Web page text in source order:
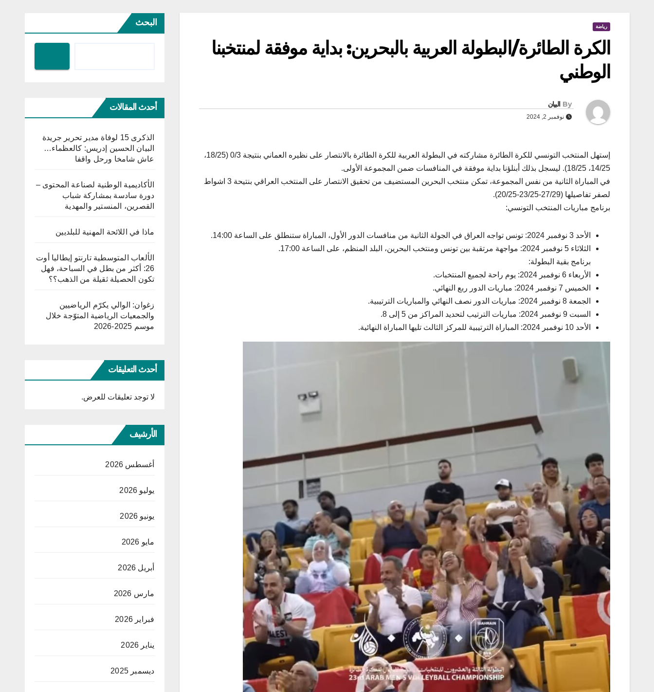
رياضة
الكرة الطائرة/البطولة العربية بالبحرين: بداية موفقة لمنتخبنا
الوطني
By البيان
نوفمبر 2, 2024
إستهل المنتخب التونسي للكرة الطائرة مشاركته في البطولة العربية للكرة الطائرة بالانتصار على نظيره العماني بنتيجة 0/3 (18/25،
14/25، 18/25). ليسجل بذلك أبنلؤنا بداية موفقة في المنافسات ضمن المجموعة الأولى.
في المباراة الثانية من نفس المجموعة، تمكن منتخب البحرين المستضيف من تحقيق الانتصار على المنتخب العراقي بنتيحة 3 اشواط
لصفر تفاصيلها (27/29-23/25-20/25).
برنامج مباريات المنتخب التونسي:
الأحد 3 نوفمبر 2024: تونس تواجه العراق في الجولة الثانية من منافسات الدور الأول، المباراة ستنطلق على الساعة 14:00.
الثلاثاء 5 نوفمبر 2024: مواجهة مرتقبة بين تونس ومنتخب البحرين، البلد المنظم، على الساعة 17:00.
برنامج بقية البطولة:
الأربعاء 6 نوفمبر 2024: يوم راحة لجميع المنتخبات.
الخميس 7 نوفمبر 2024: مباريات الدور ربع النهائي.
الجمعة 8 نوفمبر 2024: مباريات الدور نصف النهائي والمباريات الترتيبية.
السبت 9 نوفمبر 2024: مباريات الترتيب لتحديد المراكز من 5 إلى 8.
الأحد 10 نوفمبر 2024: المباراة الترتيبية للمركز الثالث تليها المباراة النهائية.
البحث
أحدث المقالات
الذكرى 15 لوفاة مدير تحرير جريدة
البيان الحسين إدريس: كالعظماء…
عاش شامخا ورحل واقفا
الأكاديمية الوطنية لصناعة المحتوى –
دورة سادسة بمشاركة شباب
القصرين، المنستير والمهدية
ماذا في اللائحة المهنية للبلديين
الألعاب المتوسطية تارنتو إيطاليا أوت
26: أكثر من بطل في السباحة، فهل
تكون الحصيلة ثقيلة من الذهب؟؟
زغوان: الوالي يكرّم الرياضيين
والجمعيات الرياضية المتوّجة خلال
موسم 2025-2026
أحدث التعليقات
لا توجد تعليقات للعرض.
الأرشيف
أغسطس 2026
يوليو 2026
يونيو 2026
مايو 2026
أبريل 2026
مارس 2026
فبراير 2026
يناير 2026
ديسمبر 2025